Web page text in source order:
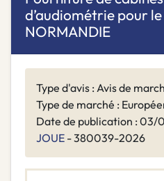
d’audiométrie pour le
NORMANDIE
Type d'avis : Avis de
Type de marché :
Date de publication : 03/
JOUE - 380039-2026